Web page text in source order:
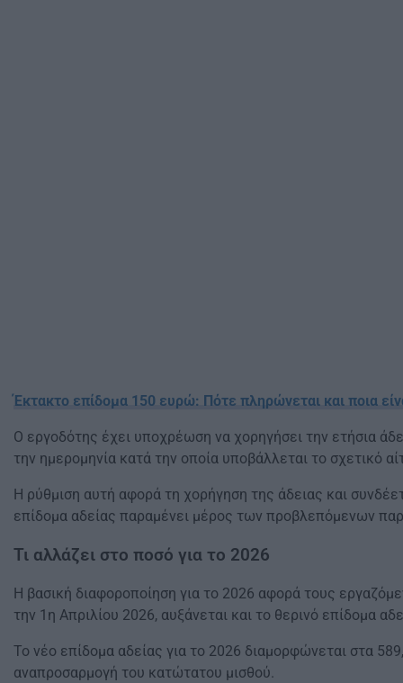
Έκτακτο επίδομα 150 ευρώ: Πότε πληρώνεται και ποια
Ο εργοδότης έχει υποχρέωση να χορηγήσει την ετήσια
την ημερομηνία κατά την οποία υποβάλλεται το σχετικό
Η ρύθμιση αυτή αφορά τη χορήγηση της άδειας και
επίδομα αδείας παραμένει μέρος των προβλεπόμενων
Τι αλλάζει στο ποσό για το 2026
Η βασική διαφοροποίηση για το 2026 αφορά τους
την 1η Απριλίου 2026, αυξάνεται και το θερινό επίδομα
Το νέο επίδομα αδείας για το 2026 διαμορφώνεται στα
αναπροσαρμογή του κατώτατου μισθού.